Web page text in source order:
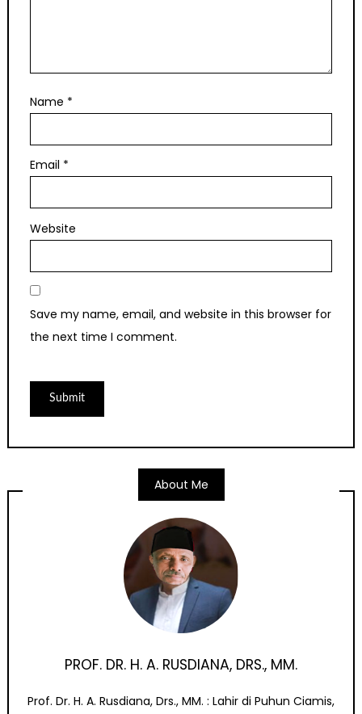
Name *
Email *
Website
Save my name, email, and website in this browser for
the next time I comment.
About Me
PROF. DR. H. A. RUSDIANA, DRS., MM.
Prof. Dr. H. A. Rusdiana, Drs., MM. : Lahir di Puhun Ciamis,